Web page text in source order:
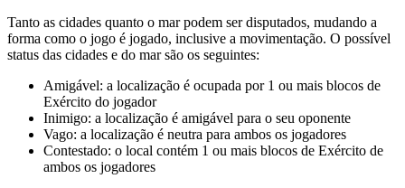
Tanto as cidades quanto o mar podem ser disputados, mudando a
forma como o jogo é jogado, inclusive a movimentação. O possível
status das cidades e do mar são os seguintes:
Amigável: a localização é ocupada por 1 ou mais blocos de
Exército do jogador
Inimigo: a localização é amigável para o seu oponente
Vago: a localização é neutra para ambos os jogadores
Contestado: o local contém 1 ou mais blocos de Exército de
ambos os jogadores